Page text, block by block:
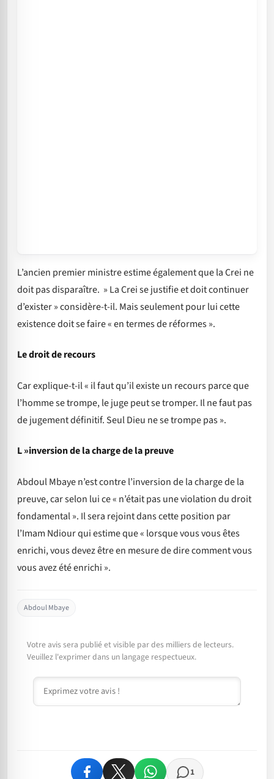
L’ancien premier ministre estime également que la Crei ne
doit pas disparaître. » La Crei se justifie et doit continuer
d’exister » considère-t-il. Mais seulement pour lui cette
existence doit se faire « en termes de réformes ».
Le droit de recours
Car explique-t-il « il faut qu’il existe un recours parce que
l’homme se trompe, le juge peut se tromper. Il ne faut pas
de jugement définitif. Seul Dieu ne se trompe pas ».
L »inversion de la charge de la preuve
Abdoul Mbaye n’est contre l’inversion de la charge de la
preuve, car selon lui ce « n’était pas une violation du droit
fondamental ». Il sera rejoint dans cette position par
l’Imam Ndiour qui estime que « lorsque vous vous êtes
enrichi, vous devez être en mesure de dire comment vous
vous avez été enrichi ».
Abdoul Mbaye
Votre avis sera publié et visible par des milliers de lecteurs.
Veuillez l'exprimer dans un langage respectueux.
Commentaire
1